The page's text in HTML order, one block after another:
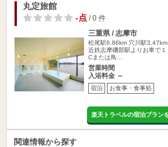
丸定旅館
-点/ 0 件
三重県 / 志摩市
松尾駅6.86km 穴川駅3.47km
近鉄志摩磯部駅よりお車で
Cまたは鳥…
営業時間
入浴料金 ～
宿泊 お食事・食事処
楽天トラベルの宿泊プラン
関連情報から探す